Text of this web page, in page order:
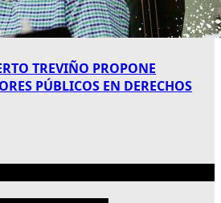
TREVIÑO PROPONE
PÚBLICOS EN DERECHOS